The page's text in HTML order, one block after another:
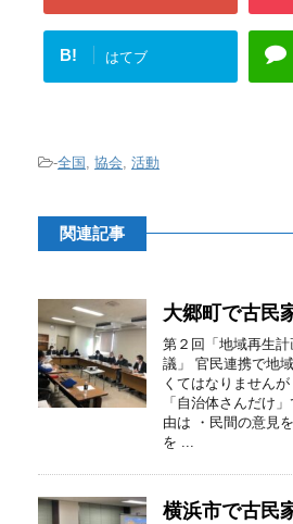
B! はてブ
-全国 , 協会, 活動
関連記事
大郷町で古民
第２回「地域再生
議」 官民連携で地
くてはなりません
「自治体さんだけ
由は ・民間の意見
を ...
横浜市で古民